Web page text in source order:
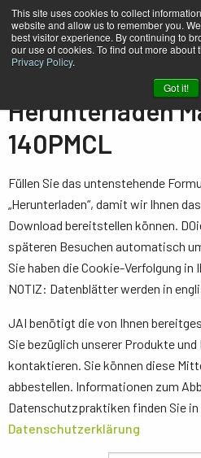
This site uses cookies to collect
website and allow us to remember you.
best visitor experience. By continuing to
our use of cookies. To find out more about
Privacy Policy.
Got it!
Herunterladen
140PMCL
Füllen Sie das untenstehende
„Herunterladen“, damit wir Ihnen
Download bereitstellen können.
späteren Besuchen automatisch
Sie haben die Cookie-Verfolgung
NOTIZ: Datenblätter werden in
JAI benötigt die von Ihnen
Sie bezüglich unserer Produkte
kontaktieren. Sie können diese
abbestellen. Informationen zum
Datenschutzpraktiken finden Sie in
Datenschutzerklärung